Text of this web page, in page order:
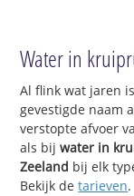
Water in
Al flink wat jaren
gevestigde naam
verstopte afvoer
als bijwater in
Zeeland bij elk
Bekijk detarieven.